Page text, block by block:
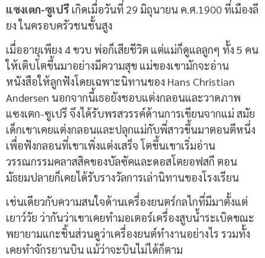
แซงเตก-ซูเปรี เกิดเมื่อวันที่ 29 มิถุนายน ค.ศ.1900 ที่เมืองลี
ยง ในครอบครัวชนชั้นสูง
เมื่ออายุเพียง 4 ขวบ พ่อก็เสียชีวิต แต่แม่ก็ดูแลลูกๆ ทั้ง 5 คน
ให้เติบโตขึ้นมาอย่างมีความสุข แม่ของเขามักจะอ่าน
หนังสือให้ลูกฟังโดยเฉพาะนิทานของ Hans Christian
Andersen นอกจากนี้เธอยังชอบแต่งกลอนและวาดภาพ
แซงเตก-ซูเปรี จึงได้รับพรสวรรค์ด้านการเขียนจากแม่ สมัย
เด็กเขาเคยแต่งกลอนและปลุกแม่กับพี่สาวขึ้นมาตอนตีหนึ่ง
เพื่อฟังกลอนที่เขาเพิ่งแต่งเสร็จ โตขึ้นเขาเริ่มอ่าน
วรรณกรรมคลาสสิคของบัลซัคและดอสโตยอฟสกี ตอน
มัธยมปลายก็เคยได้รับรางวัลการเล่านิทานของโรงเรียน
เช่นเดียวกับความสนใจด้านเครื่องยนตร์กลไกที่มีมาตั้งแต่
เยาว์วัย ว่ากันว่าเขาเคยทำมอเตอร์เครื่องสูบน้ำระเบิดขณะ
พยายามแกะชิ้นส่วนดูว่าเครื่องยนต์ทำงานอย่างไร รวมทั้ง
เคยทำจักรยานบิน แม้ว่าจะบินไม่ได้ก็ตาม